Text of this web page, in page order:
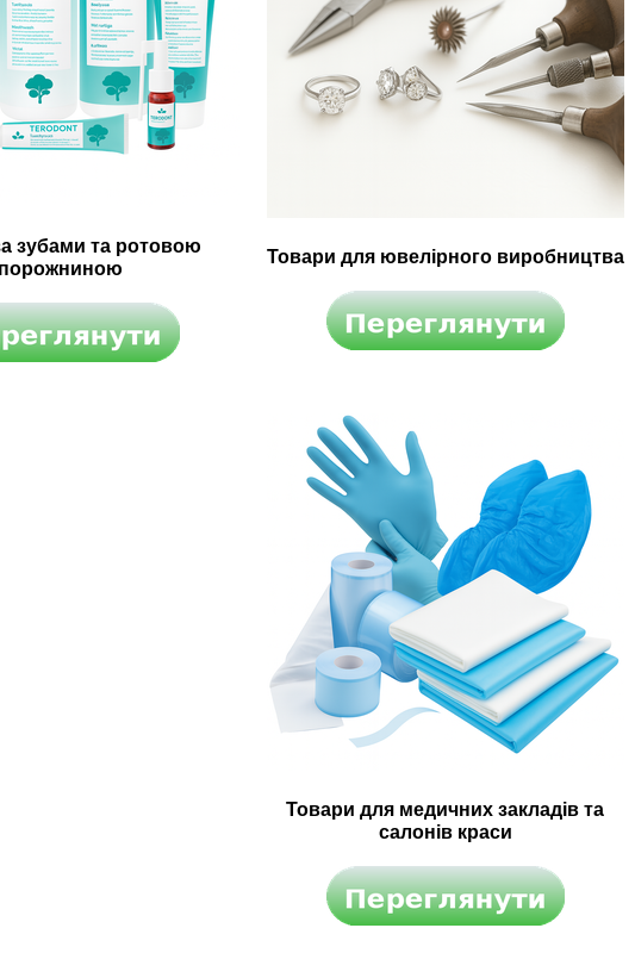
зубами та ротовою
порожниною
Товари для ювелірного виробництва
Товари для медичних закладів та
салонів краси